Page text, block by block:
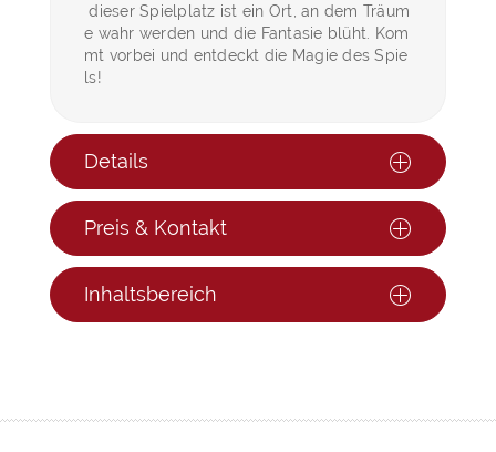
dieser Spielplatz ist ein Ort, an dem Träum
e wahr werden und die Fantasie blüht. Kom
mt vorbei und entdeckt die Magie des Spie
ls!
Details
Preis & Kontakt
Inhaltsbereich